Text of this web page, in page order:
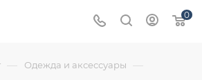
0
— Одежда и аксессуары —